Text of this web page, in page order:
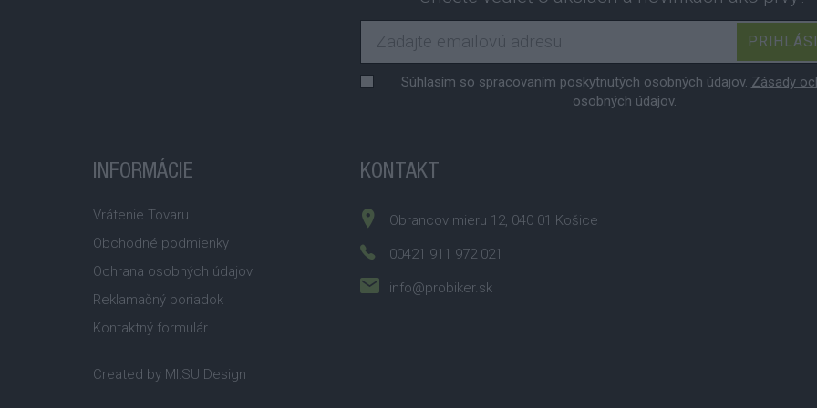
Súhlasím so spracovaním poskytnutých osobných údajov. Zásady
osobných údajov.
INFORMÁCIE
Vrátenie Tovaru
Obchodné podmienky
Ochrana osobných údajov
Reklamačný poriadok
Kontaktný formulár
KONTAKT
Obrancov mieru 12, 040 01 Košice
00421 911 972 021
info@probiker.sk
Created by MI:SU Design